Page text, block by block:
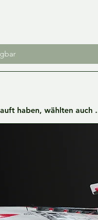
haben, wählten auch